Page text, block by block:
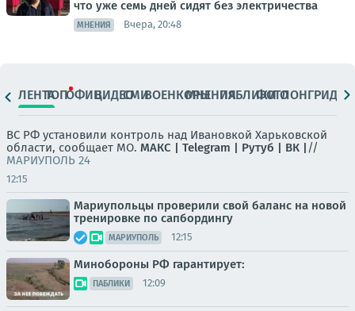
что уже семь дней сидят без электричества
МНЕНИЯ Вчера, 20:48
ЛЕНТАТОПОФИЦ.ВИДЕОСМИВОЕНКОРЫМНЕНИЯПАБЛИКИ
ФОТОЛОНГРИДЫ
ВС РФ установили контроль над Ивановкой Харьковской
области, сообщает МО. МАКС | Telegram | Рутуб | ВК | //
МАРИУПОЛЬ 24
12:15
Мариупольцы проверили свой баланс на новой
тренировке по сапбордингу
МАРИУПОЛЬ 12:15
Минобороны РФ гарантирует:
ПАБЛИКИ 12:09